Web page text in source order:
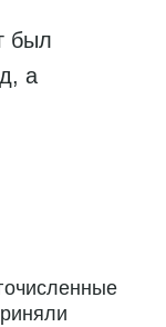
был
а